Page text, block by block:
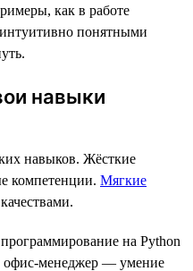
как в работе
интуитивно понятными
навыки
навыков. Жёсткие
компетенции. Мягкие
на Python
офис-менеджер — умение